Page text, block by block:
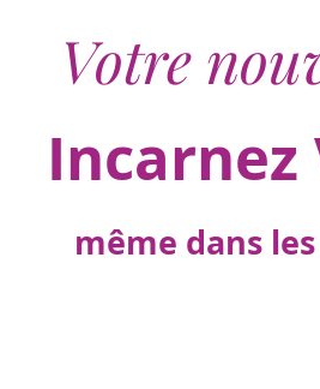
Votre
Incarnez
même dans